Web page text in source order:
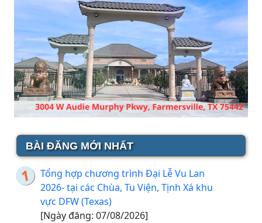
BÀI ĐĂNG MỚI NHẤT
Tổng hợp chương trình Đại Lễ Vu Lan
2026- tại các Chùa, Tu Viện, Tịnh Xá khu
vực DFW (Texas)
[Ngày đăng: 07/08/2026]